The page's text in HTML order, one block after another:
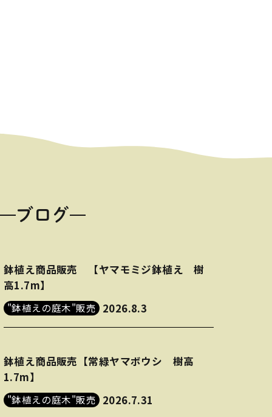
ブログ
鉢植え商品販売 【ヤマモミジ鉢植え 樹
高1.7m】
"鉢植えの庭木"販売 2026.8.3
鉢植え商品販売【常緑ヤマボウシ 樹高
1.7m】
"鉢植えの庭木"販売 2026.7.31